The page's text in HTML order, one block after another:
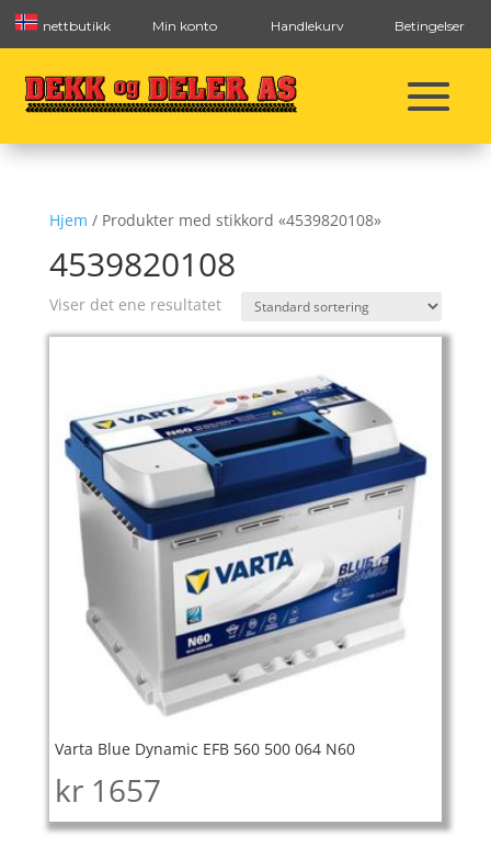
nettbutikk Min konto Handlekurv Betingelser
Hjem / Produkter med stikkord «4539820108»
4539820108
Viser det ene resultatet
Varta Blue Dynamic EFB 560 500 064 N60
kr 1657